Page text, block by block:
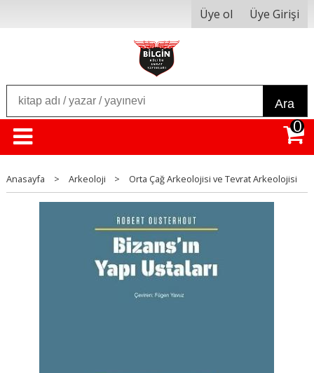
Üye ol Üye Girişi
Ara
0
Anasayfa > Arkeoloji > Orta Çağ Arkeolojisi ve Tevrat Arkeolojisi